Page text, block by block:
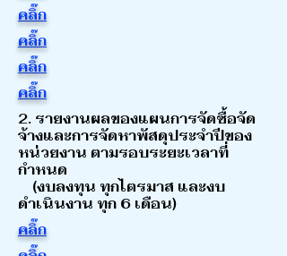
คลิ๊ก
คลิ๊ก
คลิ๊ก
คลิ๊ก
2. รายงานผลของแผนการจัดซื้อจัด
จ้างและการจัดหาพัสดุประจำปีของ
หน่วยงาน ตามรอบระยะเวลาที่
กำหนด
(งบลงทุน ทุกไตรมาส และงบ
ดำเนินงาน ทุก 6 เดือน)
คลิ๊ก